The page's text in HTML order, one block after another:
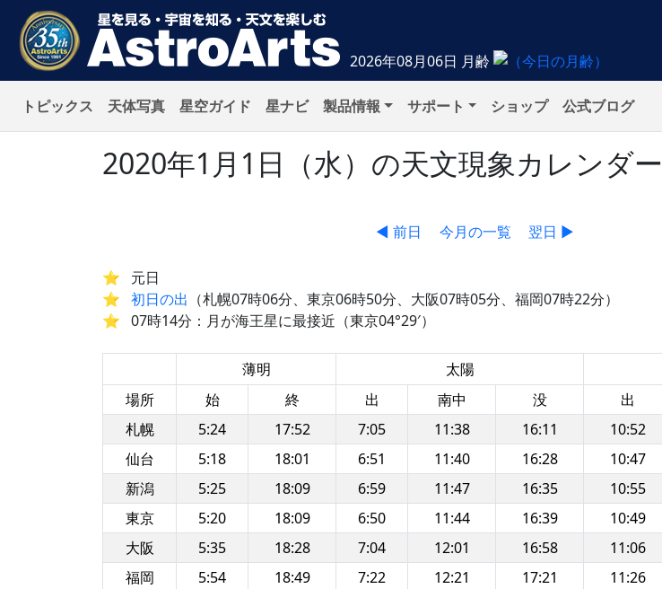
2026年08月06日 月齢
トピックス 天体写真 星空ガイド 星ナビ 製品情報 サポート ショップ 公式ブログ
2020年1月1日（水）の天文現象カレンダー
◀ 前日 今月の一覧 翌日 ▶
元日
初日の出 （札幌07時06分、東京06時50分、大阪07時05分、福岡07時22分）
07時14分：月が海王星に最接近（東京04°29′）
薄明 太陽
場所
始 終 出 南中 没 出
札幌
5:24 17:52 7:05 11:38 16:11 10:52
仙台
5:18 18:01 6:51 11:40 16:28 10:47
新潟
5:25 18:09 6:59 11:47 16:35 10:55
東京
5:20 18:09 6:50 11:44 16:39 10:49
大阪
5:35 18:28 7:04 12:01 16:58 11:06
福岡
5:54 18:49 7:22 12:21 17:21 11:26